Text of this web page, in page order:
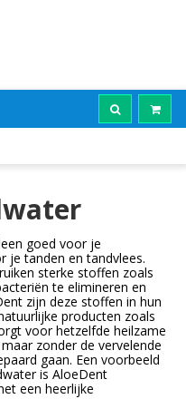
goed voor je
je tanden en tandvlees.
sterke stoffen zoals
te elimineren en
zijn deze stoffen in hun
producten zoals
voor hetzelfde heilzame
zonder de vervelende
gaan. Een voorbeeld
is AloeDent
een heerlijke